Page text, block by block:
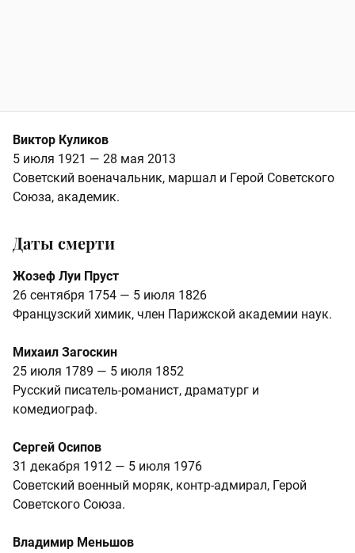
Виктор Куликов
5 июля 1921 — 28 мая 2013
Советский военачальник, маршал и Герой Советского
Союза, академик.
Даты смерти
Жозеф Луи Пруст
26 сентября 1754 — 5 июля 1826
Французский химик, член Парижской академии наук.
Михаил Загоскин
25 июля 1789 — 5 июля 1852
Русский писатель-романист, драматург и
комедиограф.
Сергей Осипов
31 декабря 1912 — 5 июля 1976
Советский военный моряк, контр-адмирал, Герой
Советского Союза.
Владимир Меньшов